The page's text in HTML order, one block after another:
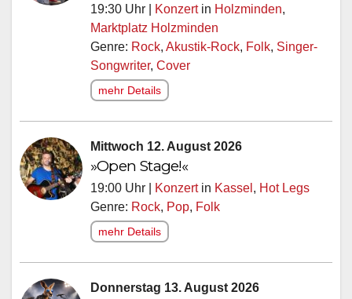
19:30 Uhr | Konzertin Holzminden,
Marktplatz Holzminden
Genre: Rock, Akustik-Rock, Folk, Singer-
Songwriter, Cover
mehr Details
Mittwoch 12. August 2026
»Open Stage!«
19:00 Uhr | Konzertin Kassel , Hot Legs
Genre: Rock, Pop, Folk
mehr Details
Donnerstag 13. August 2026